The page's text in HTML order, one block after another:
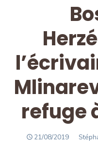
refuge
POSTED
21/08/2019 Author